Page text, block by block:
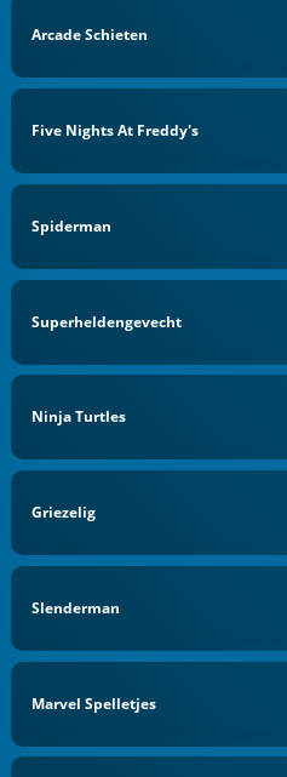
Arcade Schieten
Five Nights At Freddy's
Spiderman
Superheldengevecht
Ninja Turtles
Griezelig
Slenderman
Marvel Spelletjes